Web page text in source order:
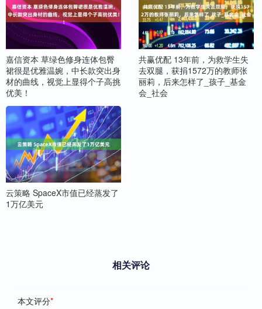
嘉信资本 草绿色修身连体包臀
裙很是优雅温婉，中长款突出身
材的曲线，视觉上显得个子高挑
优美！
共赢优配 13年前，为救学生失
去双腿，获捐1572万的教师张
丽莉，后来怎样了_孩子_基金
会_社会
云策略 SpaceX市值已经蒸发了
1万亿美元
相关评论
本文评分*